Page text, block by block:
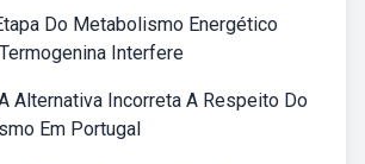
Do Metabolismo Energético
Interfere
Alternativa Incorreta A Respeito Do
Em Portugal